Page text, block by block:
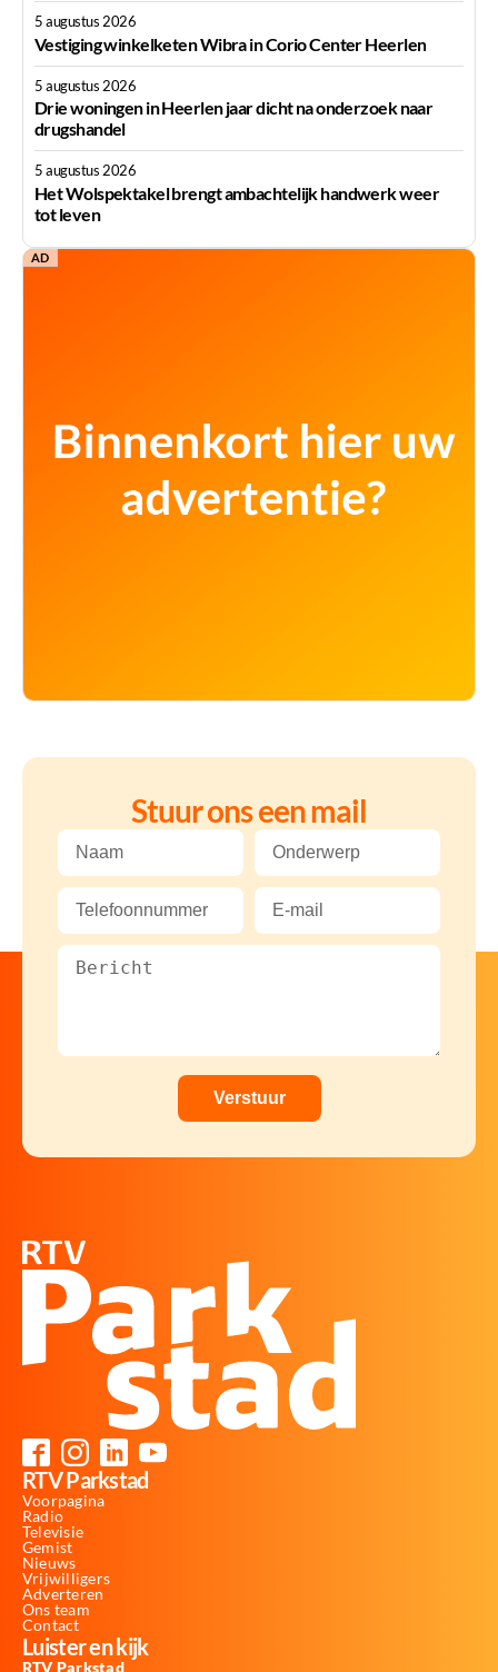
5 augustus 2026
Vestiging winkelketen Wibra in Corio Center Heerlen
5 augustus 2026
Drie woningen in Heerlen jaar dicht na onderzoek naar
drugshandel
5 augustus 2026
Het Wolspektakel brengt ambachtelijk handwerk weer
tot leven
AD
Stuur ons een mail
RTV Parkstad
Voorpagina
Radio
Televisie
Gemist
Nieuws
Vrijwilligers
Adverteren
Ons team
Contact
Luister en kijk
RTV Parkstad